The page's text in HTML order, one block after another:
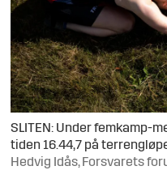
SLITEN: Under femkamp-
tiden 16.44,7 på
Hedvig Idås, Forsvarets